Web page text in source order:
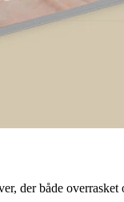
der både